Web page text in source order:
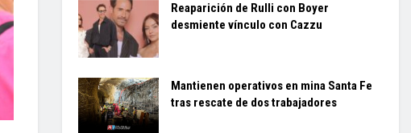
Reaparición de Rulli con Boyer
desmiente vínculo con Cazzu
Mantienen operativos en mina Santa Fe
tras rescate de dos trabajadores